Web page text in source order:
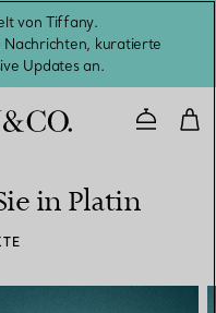
von Tiffany.
Nachrichten, kuratierte
Updates an.
in Platin